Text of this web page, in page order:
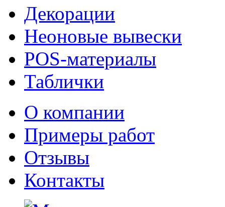
Декорации
Неоновые вывески
POS-материалы
Таблички
О компании
Примеры работ
Отзывы
Контакты